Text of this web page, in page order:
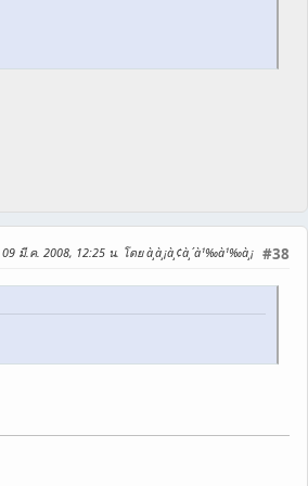
#38
มี.ค. 2008, 12:25 น. โดย à¸­à¸¡à¸¢à¸´à¹‰à¹‰à¸¡